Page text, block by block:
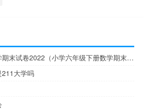
小学六年级下册数学期末试卷2022（小学六年级下册数学期末试卷）
211大学吗